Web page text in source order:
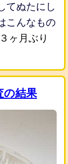
てぬたにし
こんなもの
ヶ月ぶり
の結果